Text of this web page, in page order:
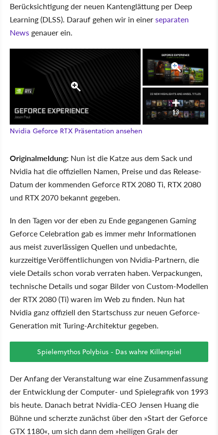
Berücksichtigung der neuen Kantenglättung per Deep
Learning (DLSS). Darauf gehen wir in einerseparaten
News genauer ein.
13
Nvidia Geforce RTX Präsentation ansehen
Originalmeldung: Nun ist die Katze aus dem Sack und
Nvidia hat die offiziellen Namen, Preise und das Release-
Datum der kommenden Geforce RTX 2080 Ti, RTX 2080
und RTX 2070 bekannt gegeben.
In den Tagen vor der eben zu Ende gegangenen Gaming
Geforce Celebration gab es immer mehr Informationen
aus meist zuverlässigen Quellen und unbedachte,
kurzzeitige Veröffentlichungen von Nvidia-Partnern, die
viele Details schon vorab verraten haben. Verpackungen,
technische Details und sogar Bilder von Custom-Modellen
der RTX 2080 (Ti) waren im Web zu finden. Nun hat
Nvidia ganz offiziell den Startschuss zur neuen Geforce-
Generation mit Turing-Architektur gegeben.
Spielemythos Polybius - Das wahre Killerspiel
Der Anfang der Veranstaltung war eine Zusammenfassung
der Entwicklung der Computer- und Spielegrafik von 1993
bis heute. Danach betrat Nvidia-CEO Jensen Huang die
Bühne und scherzte zunächst über den »Start der Geforce
GTX 1180«, um sich dann dem »heiligen Gral« der